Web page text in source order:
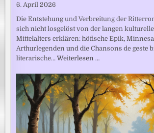
6. April 2026
Die Entstehung und Verbreitung der
sich nicht losgelöst von der langen
Mittelalters erklären: höfische Epik,
Arthurlegenden und die Chansons de geste
literarische…Weiterlesen …